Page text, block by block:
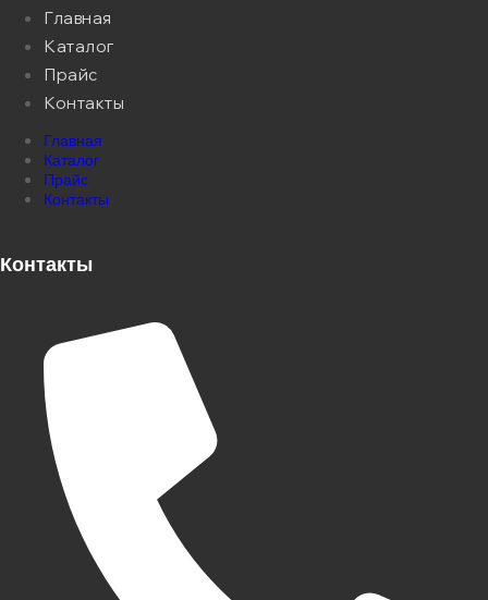
Главная
Каталог
Прайс
Контакты
Главная
Каталог
Прайс
Контакты
Контакты